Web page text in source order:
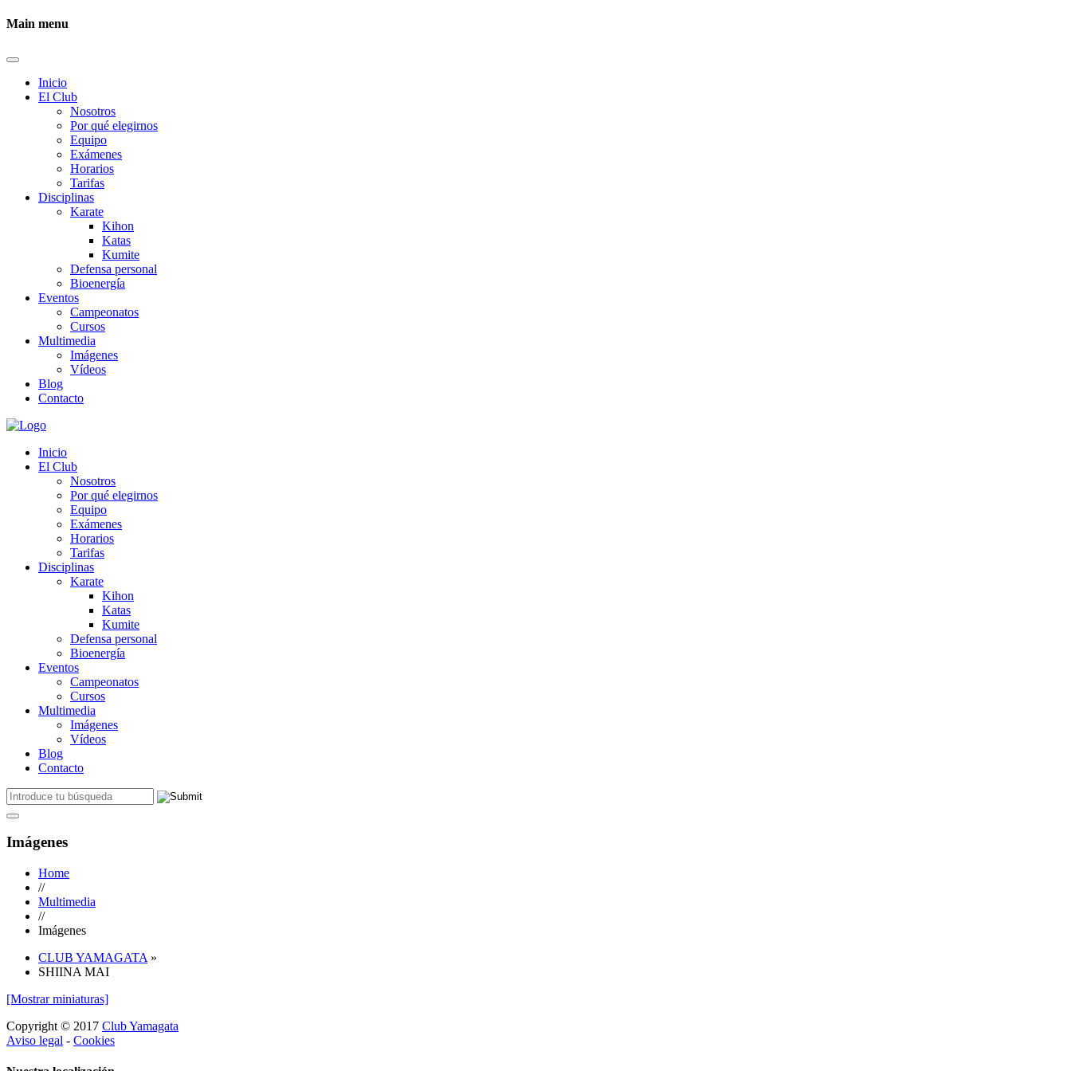
Main menu
Inicio
El Club
Nosotros
Por qué elegirnos
Equipo
Exámenes
Horarios
Tarifas
Disciplinas
Karate
Kihon
Katas
Kumite
Defensa personal
Bioenergía
Eventos
Campeonatos
Cursos
Multimedia
Imágenes
Vídeos
Blog
Contacto
Inicio
El Club
Nosotros
Por qué elegirnos
Equipo
Exámenes
Horarios
Tarifas
Disciplinas
Karate
Kihon
Katas
Kumite
Defensa personal
Bioenergía
Eventos
Campeonatos
Cursos
Multimedia
Imágenes
Vídeos
Blog
Contacto
Imágenes
Home
//
Multimedia
//
Imágenes
CLUB YAMAGATA »
SHIINA MAI
[Mostrar miniaturas]
Copyright © 2017 Club Yamagata
Aviso legal - Cookies